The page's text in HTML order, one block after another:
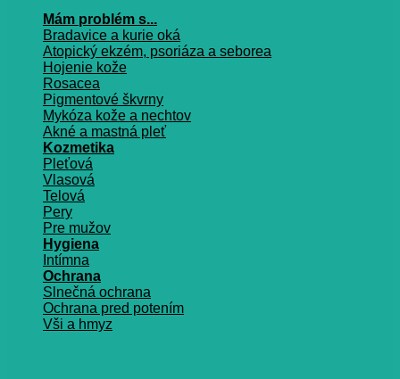
Mám problém s...
Bradavice a kurie oká
Atopický ekzém, psoriáza a seborea
Hojenie kože
Rosacea
Pigmentové škvrny
Mykóza kože a nechtov
Akné a mastná pleť
Kozmetika
Pleťová
Vlasová
Telová
Pery
Pre mužov
Hygiena
Intímna
Ochrana
Slnečná ochrana
Ochrana pred potením
Vši a hmyz